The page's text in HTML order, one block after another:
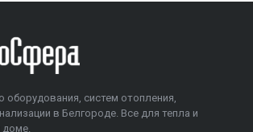
оборудования, систем отопления,
в Белгороде. Все для тепла и